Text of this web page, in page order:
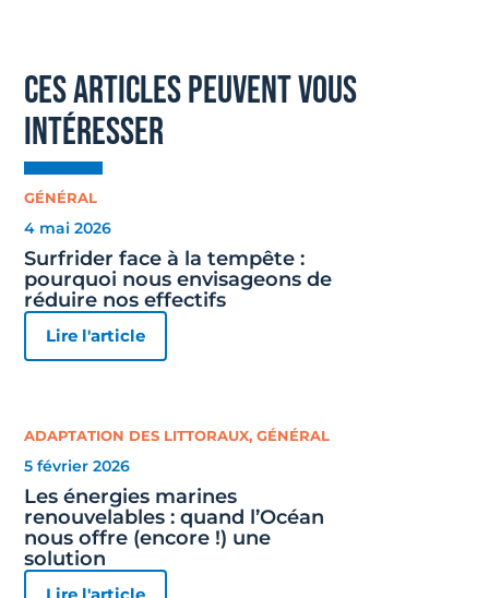
ces articles peuvent vous
intéresser
GÉNÉRAL
4 mai 2026
Surfrider face à la tempête :
pourquoi nous envisageons de
réduire nos effectifs
Lire l'article
ADAPTATION DES LITTORAUX,GÉNÉRAL
5 février 2026
Les énergies marines
renouvelables : quand l’Océan
nous offre (encore !) une
solution
Lire l'article